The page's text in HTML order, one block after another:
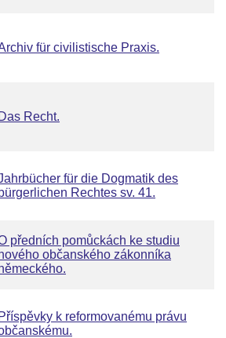
für civilistische Praxis.
Das Recht.
für die Dogmatik des
bürgerlichen Rechtes sv. 41.
předních pomůckách ke studiu
občanského zákonníka
Příspěvky k reformovanému právu